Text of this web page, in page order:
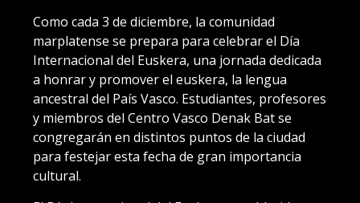
Como cada 3 de diciembre, la comunidad
marplatense se prepara para celebrar el Día
Internacional del Euskera, una jornada dedicada
a honrar y promover el euskera, la lengua
ancestral del País Vasco. Estudiantes, profesores
y miembros del Centro Vasco Denak Bat se
congregarán en distintos puntos de la ciudad
para festejar esta fecha de gran importancia
cultural.